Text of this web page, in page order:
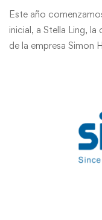
Este año
inicial, a Stella Ling,
de la empresa Simon